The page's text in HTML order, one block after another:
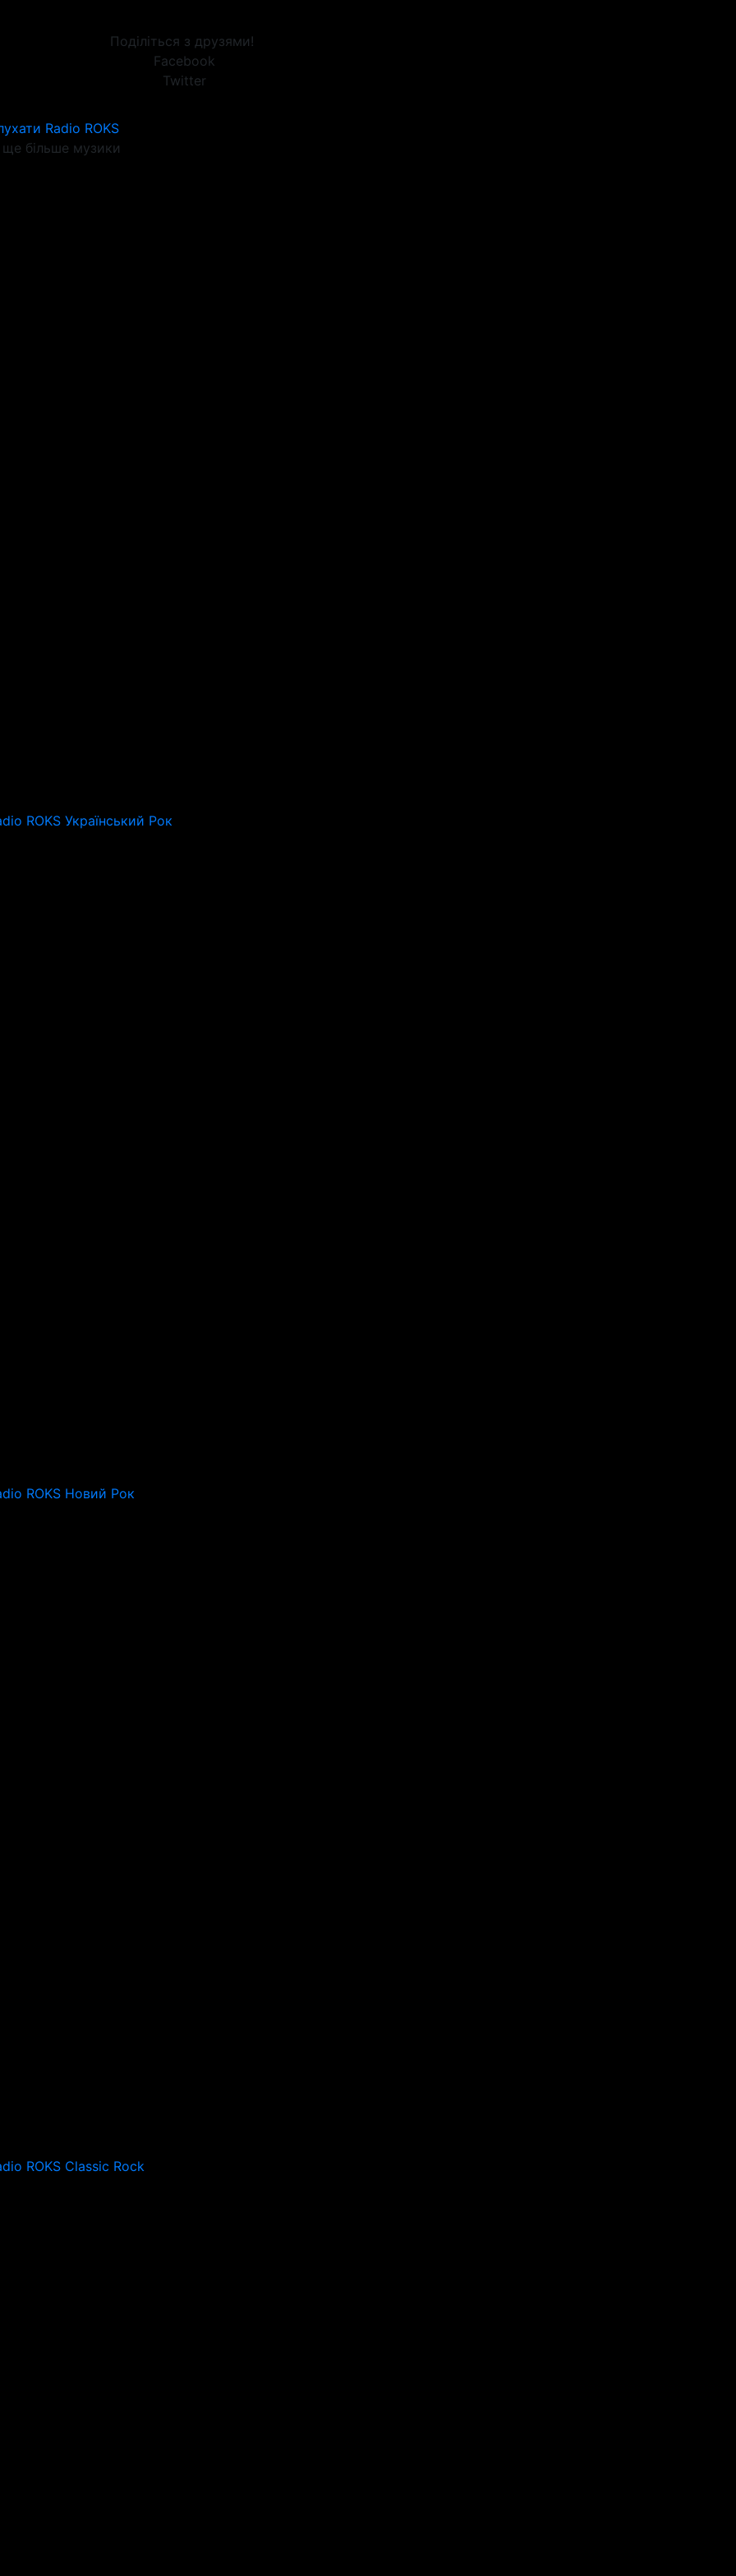
Поділіться з друзями!
Facebook
Twitter
Radio ROKS
більше музики
ROKS Український Рок
ROKS Новий Рок
ROKS Classic Rock